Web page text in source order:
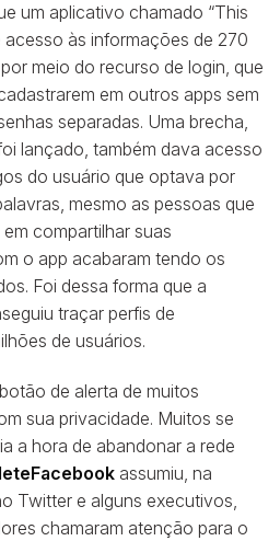
um aplicativo chamado “This
acesso às informações de 270
meio do recurso de login, que
em outros apps sem
separadas. Uma brecha,
lançado, também dava acesso
do usuário que optava por
mesmo as pessoas que
compartilhar suas
o app acabaram tendo os
Foi dessa forma que a
traçar perfis de
de usuários.
de alerta de muitos
sua privacidade. Muitos se
a hora de abandonar a rede
assumiu, na
Twitter e alguns executivos,
chamaram atenção para o